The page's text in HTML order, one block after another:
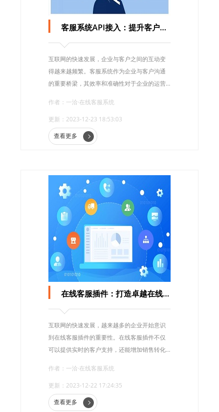
客服系统API接入：提升客户服务效率与用户体验
互联网的快速发展，企业与客户之间的互动变
得越来越频繁。客服系统作为企业与客户沟通
的重要桥梁，其效率和准确性对于企业的运营
多的可能性，提升客户服务效率，增强用户体
验。
作者：一洽·在线客服系统
更新：2023-12-23 18:53:03
查看更多
在线客服插件：打造卓越在线客服体验
互联网的快速发展，越来越多的企业开始意识
到在线客服插件的重要性。在线客服插件不仅
可以提供实时的客户支持，还能增加销售转化
作者：一洽·在线客服系统
更新：2023-12-22 17:24:35
查看更多